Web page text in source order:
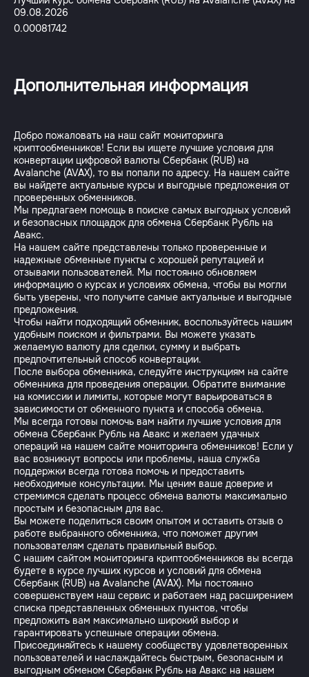
09.08.2026
0.00081742
Дополнительная информация
Добро пожаловать на наш сайт мониторинга
криптообменников! Если вы ищете лучшие условия для
конвертации цифровой валюты Сбербанк (RUB) на
Avalanche (AVAX), то вы попали по адресу. На нашем сайте
вы найдете актуальные курсы и выгодные предложения от
проверенных обменников.
Мы предлагаем помощь в поиске самых выгодных условий
и безопасных площадок для обмена Сбербанк Рубль на
Авакс.
На нашем сайте представлены только проверенные и
надежные обменные пункты с хорошей репутацией и
отзывами пользователей. Мы постоянно обновляем
информацию о курсах и условиях обмена, чтобы вы могли
быть уверены, что получите самые актуальные и выгодные
предложения.
Чтобы найти подходящий обменник, воспользуйтесь нашим
удобным поиском и фильтрами. Вы можете указать
желаемую валюту для сделки, сумму и выбрать
предпочтительный способ конвертации.
После выбора обменника, следуйте инструкциям на сайте
обменника для проведения операции. Обратите внимание
на комиссии и лимиты, которые могут варьироваться в
зависимости от обменного пункта и способа обмена.
Мы всегда готовы помочь вам найти лучшие условия для
обмена Сбербанк Рубль на Авакс и желаем удачных
операций на нашем сайте мониторинга обменников! Если у
вас возникнут вопросы или проблемы, наша служба
поддержки всегда готова помочь и предоставить
необходимые консультации. Мы ценим ваше доверие и
стремимся сделать процесс обмена валюты максимально
простым и безопасным для вас.
Вы можете поделиться своим опытом и оставить отзыв о
работе выбранного обменника, что поможет другим
пользователям сделать правильный выбор.
С нашим сайтом мониторинга криптообменников вы всегда
будете в курсе лучших курсов и условий для обмена
Сбербанк (RUB) на Avalanche (AVAX). Мы постоянно
совершенствуем наш сервис и работаем над расширением
списка представленных обменных пунктов, чтобы
предложить вам максимально широкий выбор и
гарантировать успешные операции обмена.
Присоединяйтесь к нашему сообществу удовлетворенных
пользователей и наслаждайтесь быстрым, безопасным и
выгодным обменом Сбербанк Рубль на Авакс на нашем